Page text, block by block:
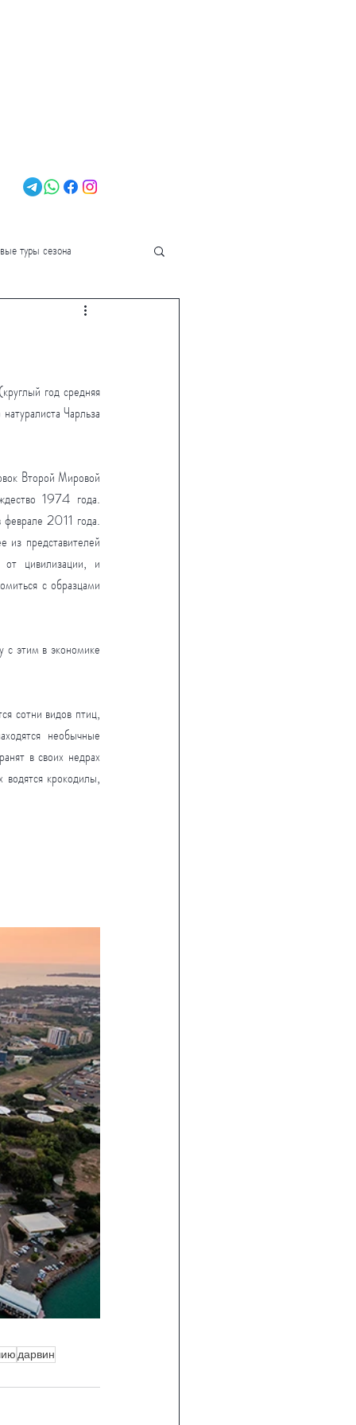
туры сезона
год средняя
Чарльза
Второй Мировой
1974 года.
феврале 2011 года.
из представителей
цивилизации, и
с образцами
с этим в экономике
сотни видов птиц,
необычные
в своих недрах
крокодилы,
дарвин